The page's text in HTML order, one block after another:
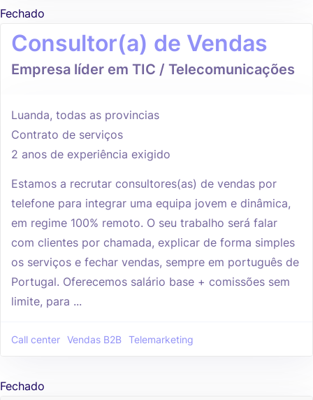
Fechado
Consultor(a) de Vendas
Empresa líder em TIC / Telecomunicações
Luanda, todas as provincias
Contrato de serviços
2 anos de experiência exigido
Estamos a recrutar consultores(as) de vendas por
telefone para integrar uma equipa jovem e dinâmica,
em regime 100% remoto. O seu trabalho será falar
com clientes por chamada, explicar de forma simples
os serviços e fechar vendas, sempre em português de
Portugal. Oferecemos salário base + comissões sem
limite, para ...
Call center Vendas B2B Telemarketing
Fechado